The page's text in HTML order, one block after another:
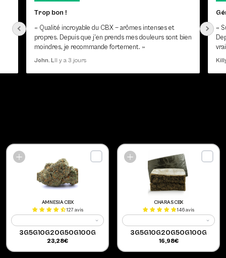
Trop bon !
« Qualité incroyable du CBX — arômes intenses et
propres. Depuis que j’en prends mes douleurs sont bien
moindres, je recommande fortement. »
John. LIl y a 3 jours
«
AMNESIA CBX
127 avis
3G5G10G20G50G100G
23,28€
CHARAS CBX
146 avis
3G5G10G20G50G100G
16,98€